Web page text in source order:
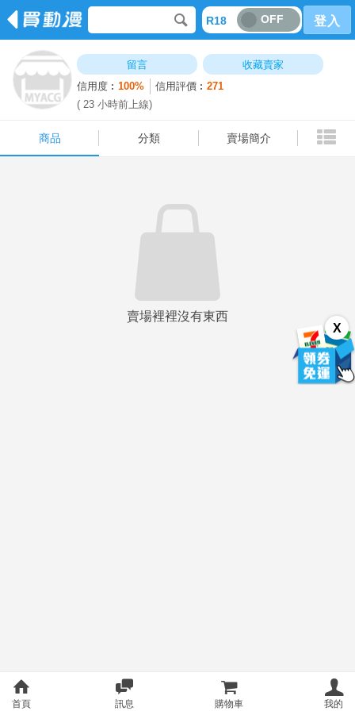
R18 OFF 登入
留言
收藏賣家
信用度︰100% 信用評價︰271
( 23 小時前上線)
商品 分類 賣場簡介
X
賣場裡裡沒有東西
商品 分類 賣場簡介
首頁 訊息 購物車 我的